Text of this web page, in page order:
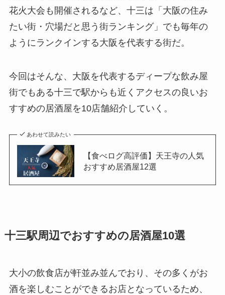
花火大会も開催されるなど、十三は「大阪の住み
たい街・穴場だと思う街ランキング」でも毎年の
ようにランクインする大阪を代表する街だ。
今回はそんな、大阪を代表するディープな飲み屋
街でもある十三で駅からも近くアクセスの良いお
すすめの居酒屋を10店舗紹介していく。
あわせて読みたい
【食べログ高評価】天王寺の人気
おすすめ居酒屋12選
十三駅周辺でおすすめの居酒屋10選
大小の飲食店が軒並み並んでおり、その多くがお
酒を楽しむことができるお店となっているため、